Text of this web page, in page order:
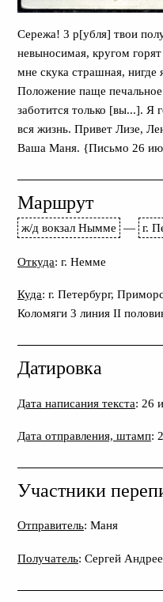
Сережа! 3 р[убля] твои
невыносимая, кругом
мне скука страшная, нигде
Положение паще
заботится только [вы...]. Я
вся жизнь. Привет Лизе,
Ваша Маня. {Письмо 26
Маршрут
ж/д вокзал Нымме — г.
Откуда: г. Немме
Куда: г. Петербург,
Коломяги 3 линия II
Датировка
Дата написания текста: 26
Дата отправления, штамп:
Участники
Отправитель: Маня
Получатель: Сергей